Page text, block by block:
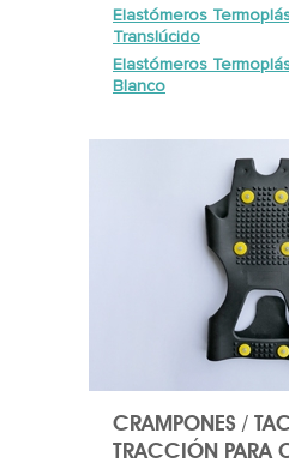
Elastómeros
Translúcido
Elastómeros
Blanco
CRAMPONES /
TRACCIÓN PARA